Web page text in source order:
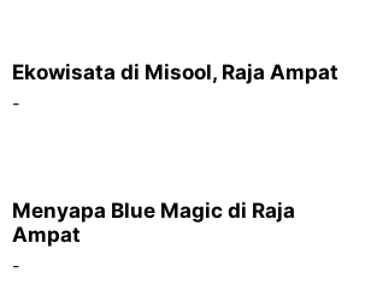
Ekowisata di Misool, Raja Ampat
-
Menyapa Blue Magic di Raja
Ampat
-